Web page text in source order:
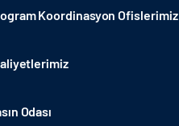
Koordinasyon Ofislerimiz
Odası